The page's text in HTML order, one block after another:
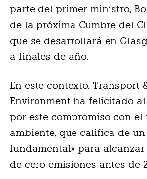
parte del primer ministro,
de la próxima Cumbre del
que se desarrollará en
a finales de año.
En este contexto, Transport
Environment ha felicitado
por este compromiso con el
ambiente, que califica de un
fundamental» para
de cero emisiones antes de